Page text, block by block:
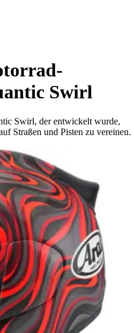
Swirl
Swirl, der entwickelt wurde,
Straßen und Pisten zu vereinen.